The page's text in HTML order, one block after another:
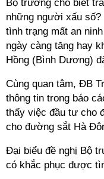
Bộ trưởng cho biết
những người xấu
tình trạng mất an
ngày càng tăng hay
Hồng (Bình Dương)
Cùng quan tâm, ĐB
thông tin trong báo
thấy việc đầu tư cho
cho đường sắt Hà
Đại biểu đề nghị Bộ
có khắc phục được